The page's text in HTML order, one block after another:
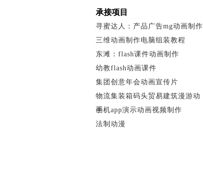
承接项目
寻蜜达人：产品广告mg动画制作
三维动画制作电脑组装教程
东滩：flash课件动画制作
幼教flash动画课件
集团创意年会动画宣传片
物流集装箱码头贸易建筑漫游动
画
手机app演示动画视频制作
法制动漫